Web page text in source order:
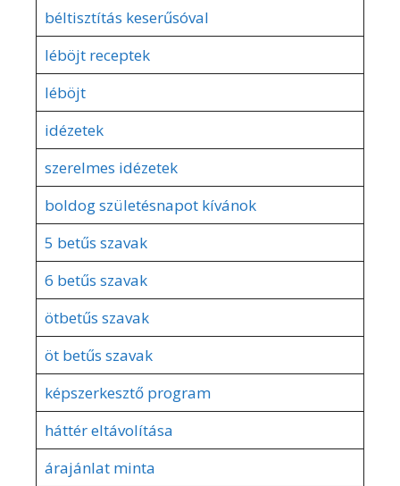
béltisztítás keserűsóval
léböjt receptek
léböjt
idézetek
szerelmes idézetek
boldog születésnapot kívánok
5 betűs szavak
6 betűs szavak
ötbetűs szavak
öt betűs szavak
képszerkesztő program
háttér eltávolítása
árajánlat minta